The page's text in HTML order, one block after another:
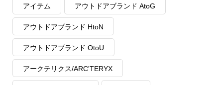
アイテム アウトドアブランド AtoG
アウトドアブランド HtoN
アウトドアブランド OtoU
アークテリクス/ARC'TERYX